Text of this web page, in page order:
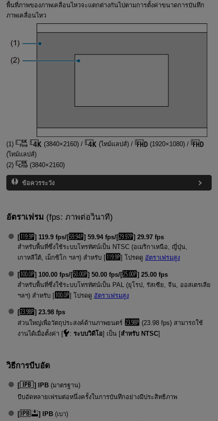
พื้นที่ภาพของภาพเคลื่อนไหวจะแตกต่างกันไปตามการตั้งค่าขนาดการบันทึก
ภาพเคลื่อนไหว
(1) (3840×2160) / (ไทม์แลปส์) /
(1920×1080) /
(ไทม์แลปส์)
(2)
(3840×2160)
ข้อควรระวัง
อัตราเฟรม (fps: ภาพต่อวินาที)
[ ] 119.9 fps/[ ] 59.94 fps/[
] 29.97 fps
สำหรับพื้นที่ซึ่งใช้ระบบโทรทัศน์เป็น NTSC (อเมริกาเหนือ, ญี่ปุ่น,
เกาหลีใต้, เม็กซิโก ฯลฯ) สำหรับ [
] โปรดดู อัตราเฟรมสูง
[ ] 100.00 fps/[ ] 50.00 fps/[
] 25.00 fps
สำหรับพื้นที่ซึ่งใช้ระบบโทรทัศน์เป็น PAL (ยุโรป, รัสเซีย, จีน, ออสเตรเลีย
ฯลฯ) สำหรับ [
] โปรดดู อัตราเฟรมสูง
[
] 23.98 fps
ส่วนใหญ่เพื่อวัตถุประสงค์ด้านภาพยนตร์
(23.98 fps) สามารถใช้
งานได้เมื่อตั้งค่า [
: ระบบวิดีโอ] เป็น [สำหรับ NTSC]
วิธีการบีบอัด
[ ] IPB (มาตรฐาน)
บีบอัดหลายเฟรมต่อหนึ่งครั้งในการบันทึกอย่างมีประสิทธิภาพ
[ ] IPB (เบา)